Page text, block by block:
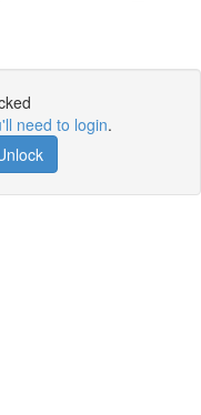
need to login.